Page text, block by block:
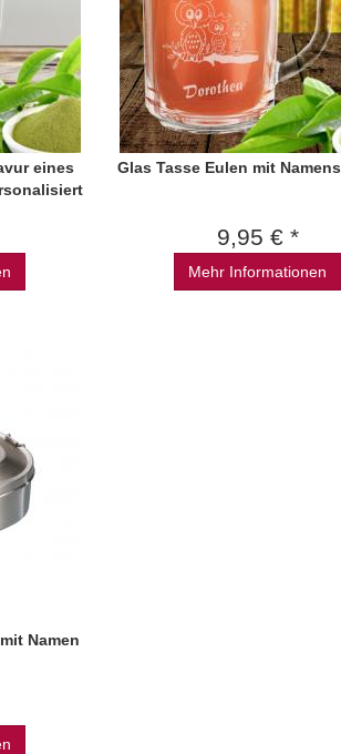
eines
Glas Tasse Eulen mit
9,95 € *
Mehr Informationen
Namen